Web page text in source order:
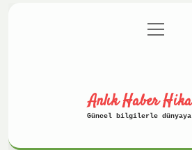
Gizlilik
menüyü
aç
Anlık Haber
Güncel bilgilerle